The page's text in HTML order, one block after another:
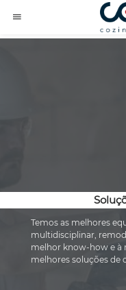
Temos as melhores
multidisciplinar,
melhor know-how e à
melhores soluções de